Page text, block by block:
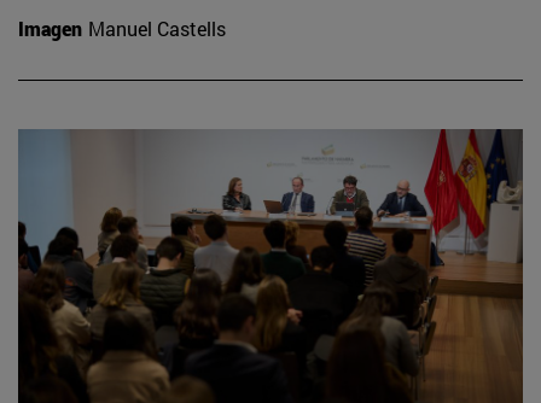
Imagen Manuel Castells